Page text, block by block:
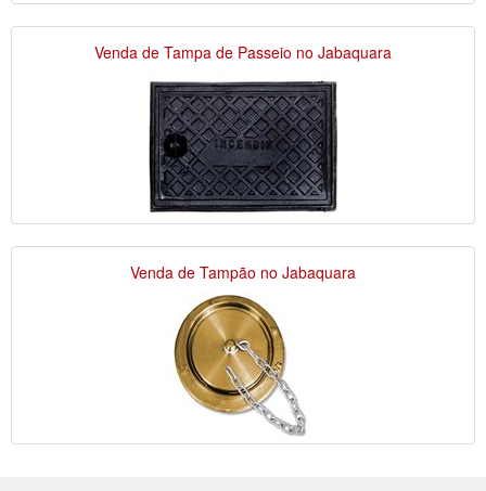
Venda de Tampa de Passeio no Jabaquara
Venda de Tampão no Jabaquara